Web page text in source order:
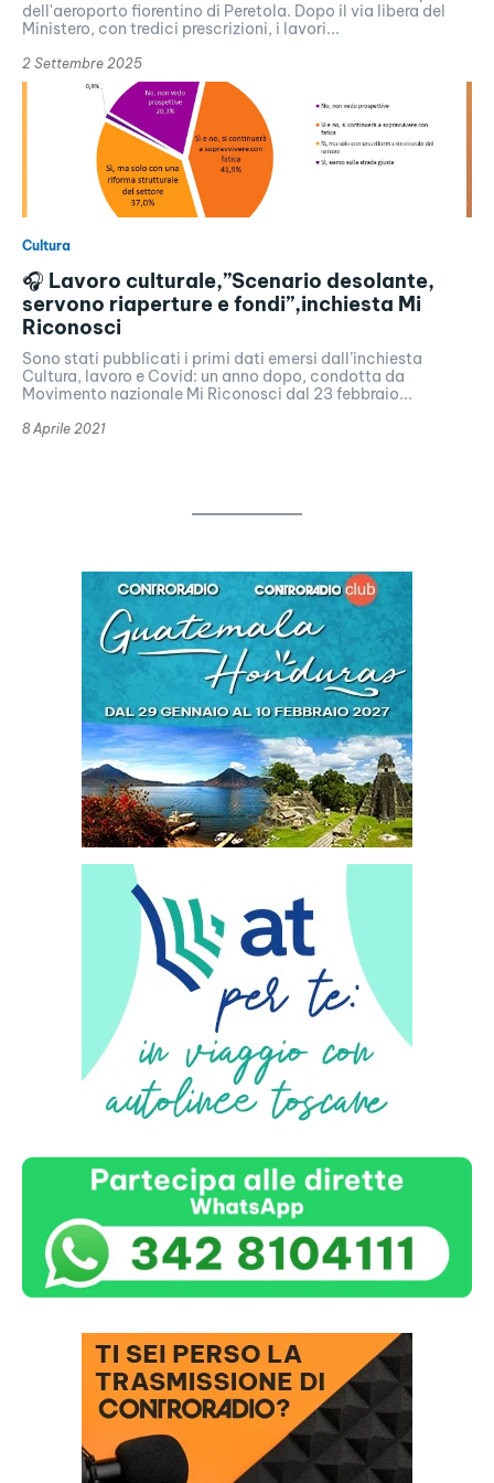
dell'aeroporto fiorentino di Peretola. Dopo il via libera del
Ministero, con tredici prescrizioni, i lavori...
2 Settembre 2025
Cultura
🎧 Lavoro culturale,”Scenario desolante,
servono riaperture e fondi”,inchiesta Mi
Riconosci
Sono stati pubblicati i primi dati emersi dall’inchiesta
Cultura, lavoro e Covid: un anno dopo, condotta da
Movimento nazionale Mi Riconosci dal 23 febbraio...
8 Aprile 2021